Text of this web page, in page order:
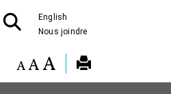
English
Nous joindre